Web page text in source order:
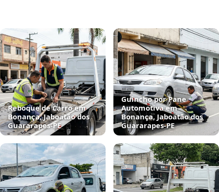
Reboque de Carro em
Bonança, Jaboatão dos
Guararapes‑PE
Guincho por Pane
Automotiva em
Bonança, Jaboatão dos
Guararapes‑PE